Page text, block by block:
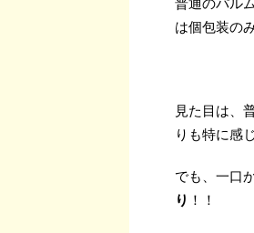
普通のパル
は個包装の
見た目は、
りも特に感
でも、一口
り ！！